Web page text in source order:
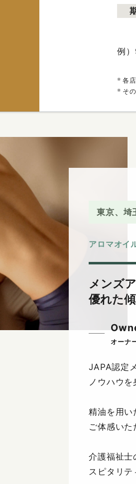
例
各
そ
東京、埼
アロマオイ
メンズ
優れた
JAPA認定
ノウハウ
精油を用い
ご体感いた
介護福祉士
スピタリテ